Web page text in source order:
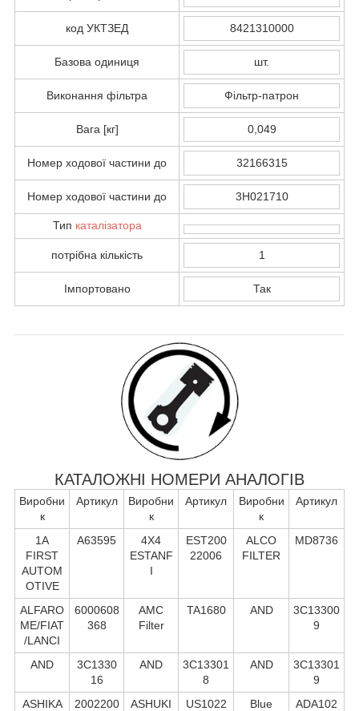
код УКТЗЕД 8421310000
Базова одиниця шт.
Виконання фільтра Фільтр-патрон
Вага [кг] 0,049
Номер ходової частини до 32166315
Номер ходової частини до 3H021710
Тип каталізатора
потрібна кількість 1
Імпортовано Так
КАТАЛОЖНІ НОМЕРИ АНАЛОГІВ
Виробни
к
Артикул
Виробни
к
Артикул
Виробни
к
Артикул
1A
FIRST
AUTOM
OTIVE
A63595
4X4
ESTANF
I
EST200
22006
ALCO
FILTER
MD8736
ALFARO
ME/FIAT
/LANCI
6000608
368
AMC
Filter
TA1680 AND
3C13300
9
AND
3C1330
16
AND
3C13301
8
AND
3C13301
9
ASHIKA
2002200 ASHUKI US1022 Blue ADA102